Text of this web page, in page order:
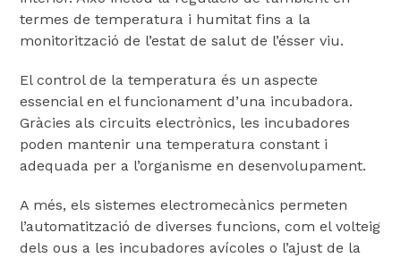
termes de temperatura i humitat fins a la
monitorització de l’estat de salut de l’ésser viu.
El control de la temperatura és un aspecte
essencial en el funcionament d’una incubadora.
Gràcies als circuits electrònics, les incubadores
poden mantenir una temperatura constant i
adequada per a l’organisme en desenvolupament.
A més, els sistemes electromecànics permeten
l’automatització de diverses funcions, com el volteig
dels ous a les incubadores avícoles o l’ajust de la